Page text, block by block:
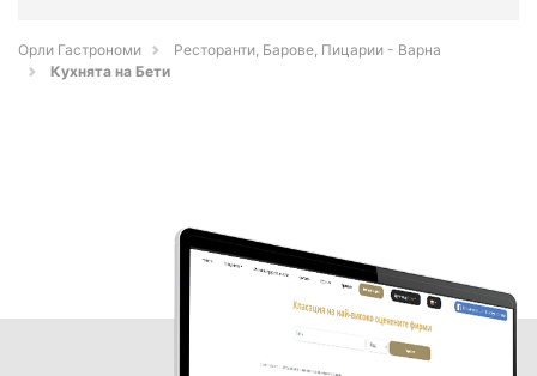
Орли Гастрономи
Ресторанти, Барове, Пицарии - Варна
Кухнята на Бети